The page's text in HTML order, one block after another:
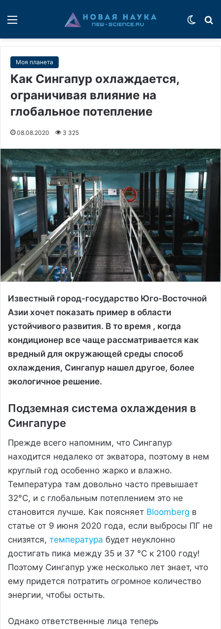
Моя планета
Как Сингапур охлаждается,
ограничивая влияние на
глобальное потепление
08.08.2020 3 325
Известный город-государство Юго-Восточной
Азии хочет показать пример в области
устойчивого развития. В то время , когда
кондиционер все чаще рассматривается как
вредный для окружающей среды способ
охлаждения, Сингапур нашел другое, более
экологичное решение.
Подземная система охлаждения в
Сингапуре
Прежде всего напомним, что Сингапур
находится недалеко от экватора, поэтому в нем
круглый год особенно жарко и влажно.
Температура там довольно часто превышает
32°C, и с глобальным потеплением это не
становится лучше. Как поясняет Bloomberg в
статье от 9 июня 2020 года, если выбросы ПГ не
снизятся, температура будет неуклонно
достигать пика между 35 и 37 °C к 2100 году!
Поэтому Сингапур уже несколько лет знает, что
ему придется потратить огромное количество
энергии, чтобы остыть.
Однако ответственные лица теперь